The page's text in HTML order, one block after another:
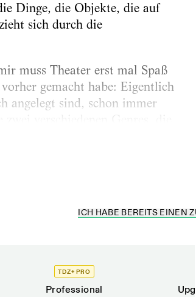
Dinge, die Objekte, die auf
sich durch die
muss Theater erst mal Spaß
gemacht habe: Eigentlich
angelegt sind, schon immer
ICH HABE BEREITS EINEN
TDZ+ PRO
Professional